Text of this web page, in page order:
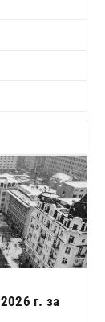
г. за